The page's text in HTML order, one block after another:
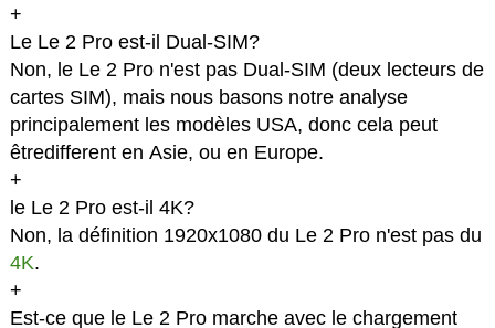
+
Le Le 2 Pro est-il Dual-SIM?
Non, le Le 2 Pro n'est pas Dual-SIM (deux lecteurs de
cartes SIM), mais nous basons notre analyse
principalement les modèles USA, donc cela peut
êtredifferent en Asie, ou en Europe.
+
le Le 2 Pro est-il 4K?
Non, la définition 1920x1080 du Le 2 Pro n'est pas du
4K.
+
Est-ce que le Le 2 Pro marche avec le chargement